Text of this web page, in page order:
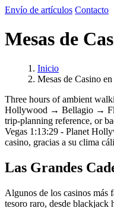
Envío de artículos Contacto
Mesas de
Inicio
Mesas de Casino
Three hours of ambient
Hollywood → Bellagio →
trip-planning reference, or
Vegas 1:13:29 - Planet
casino, gracias a su clima
Las Grandes
Algunos de los casinos más
tesoro raro, desde blackjack